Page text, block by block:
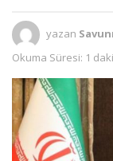
yazan
Okuma Süresi: 1